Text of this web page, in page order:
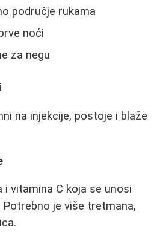
područje rukama
noći
za negu
na injekcije, postoje i blaže
i vitamina C koja se unosi
je više tretmana,